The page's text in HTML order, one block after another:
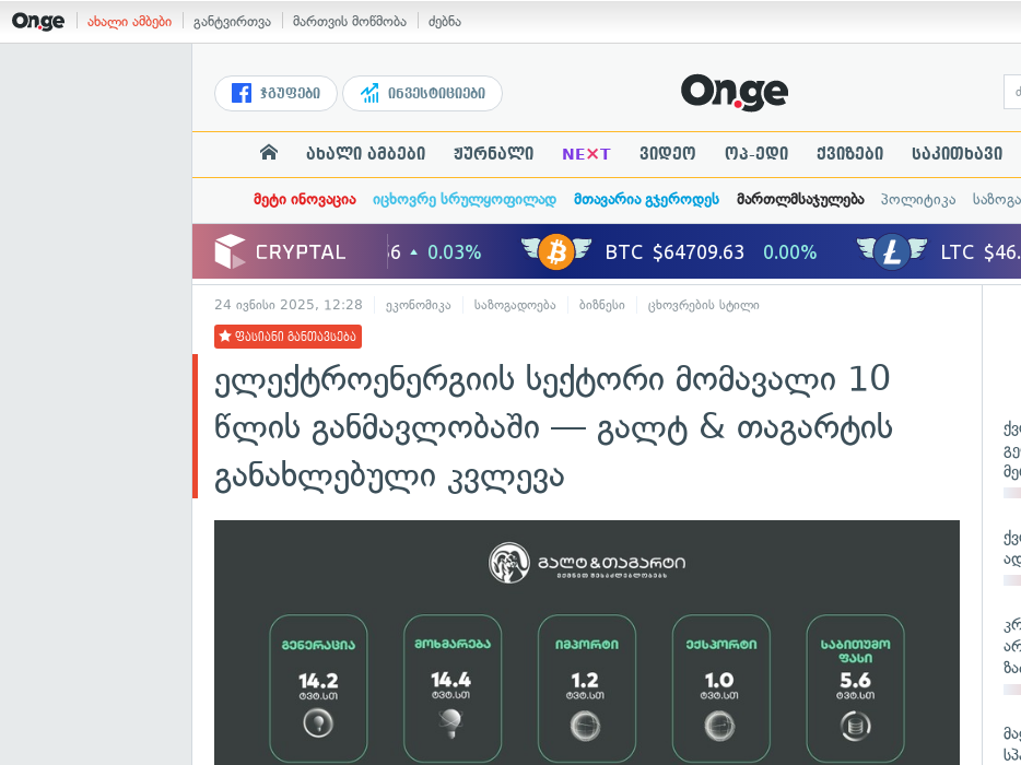
ახალი ამბები განტვირთვა მართვის მოწმობა ძებნა
ჯგუფები ინვესტიციები
ახალი ამბები ჟურნალი NE×T ვიდეო ოპ-ედი ქვიზები საკითხავი
მეტი ინოვაცია იცხოვრე სრულყოფილად მთავარია გჯეროდეს მართლმსაჯულება პოლიტიკა
24 ივნისი 2025, 12:28 ეკონომიკა საზოგადოება ბიზნესი ცხოვრების სტილი
ფასიანი განთავსება
ელექტროენერგიის სექტორი მომავალი 10
წლის განმავლობაში — გალტ & თაგარტის
განახლებული კვლევა